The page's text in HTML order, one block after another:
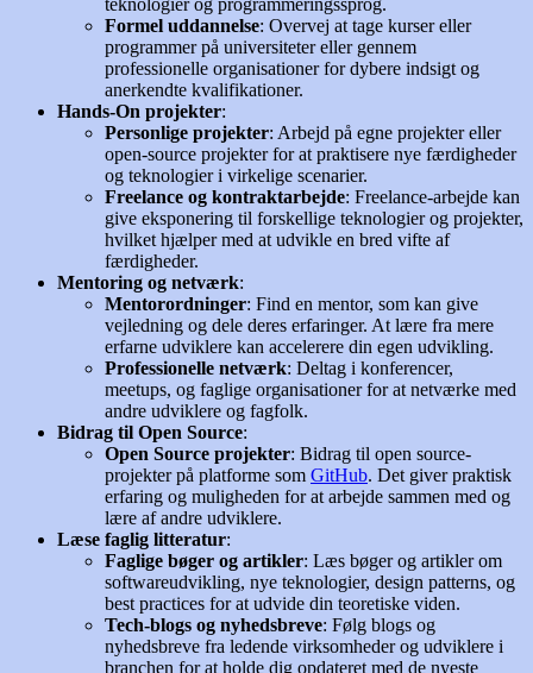
teknologier og programmeringssprog.
Formel uddannelse: Overvej at tage kurser eller
programmer på universiteter eller gennem
professionelle organisationer for dybere indsigt og
anerkendte kvalifikationer.
Hands-On projekter:
Personlige projekter: Arbejd på egne projekter eller
open-source projekter for at praktisere nye færdigheder
og teknologier i virkelige scenarier.
Freelance og kontraktarbejde: Freelance-arbejde kan
give eksponering til forskellige teknologier og projekter,
hvilket hjælper med at udvikle en bred vifte af
færdigheder.
Mentoring og netværk:
Mentorordninger: Find en mentor, som kan give
vejledning og dele deres erfaringer. At lære fra mere
erfarne udviklere kan accelerere din egen udvikling.
Professionelle netværk: Deltag i konferencer,
meetups, og faglige organisationer for at netværke med
andre udviklere og fagfolk.
Bidrag til Open Source:
Open Source projekter: Bidrag til open source-
projekter på platforme som GitHub. Det giver praktisk
erfaring og muligheden for at arbejde sammen med og
lære af andre udviklere.
Læse faglig litteratur:
Faglige bøger og artikler: Læs bøger og artikler om
softwareudvikling, nye teknologier, design patterns, og
best practices for at udvide din teoretiske viden.
Tech-blogs og nyhedsbreve: Følg blogs og
nyhedsbreve fra ledende virksomheder og udviklere i
branchen for at holde dig opdateret med de nyeste